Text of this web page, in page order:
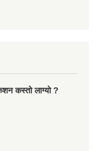
कस्तो लाग्यो ?